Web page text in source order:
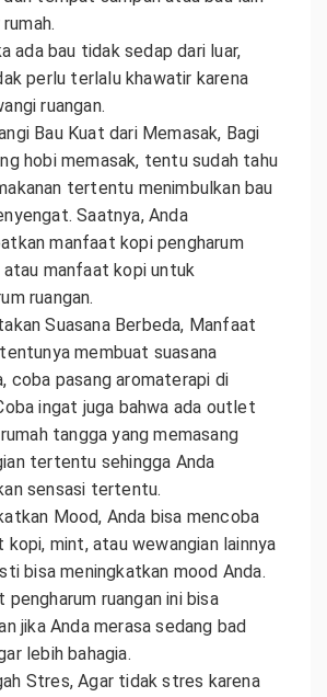
ada bau tidak sedap dari luar,
perlu terlalu khawatir karena
ruangan.
Bau Kuat dari Memasak, Bagi
hobi memasak, tentu sudah tahu
tertentu menimbulkan bau
Saatnya, Anda
manfaat kopi pengharum
atau manfaat kopi untuk
ruangan.
Suasana Berbeda, Manfaat
membuat suasana
coba pasang aromaterapi di
ingat juga bahwa ada outlet
tangga yang memasang
tertentu sehingga Anda
sensasi tertentu.
Mood, Anda bisa mencoba
kopi, mint, atau wewangian lainnya
bisa meningkatkan mood Anda.
pengharum ruangan ini bisa
jika Anda merasa sedang bad
lebih bahagia.
Stres, Agar tidak stres karena